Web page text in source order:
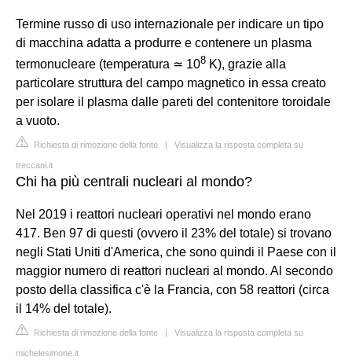
Termine russo di uso internazionale per indicare un tipo
di macchina adatta a produrre e contenere un plasma
termonucleare (temperatura ≃ 108 K), grazie alla
particolare struttura del campo magnetico in essa creato
per isolare il plasma dalle pareti del contenitore toroidale
a vuoto.
Richiesta di rimozione della fonte Visualizza la risposta completa su
treccani.it
Chi ha più centrali nucleari al mondo?
Nel 2019 i reattori nucleari operativi nel mondo erano
417. Ben 97 di questi (ovvero il 23% del totale) si trovano
negli Stati Uniti d'America, che sono quindi il Paese con il
maggior numero di reattori nucleari al mondo. Al secondo
posto della classifica c'è la Francia, con 58 reattori (circa
il 14% del totale).
Richiesta di rimozione della fonte Visualizza la risposta completa su
michelesimone.it